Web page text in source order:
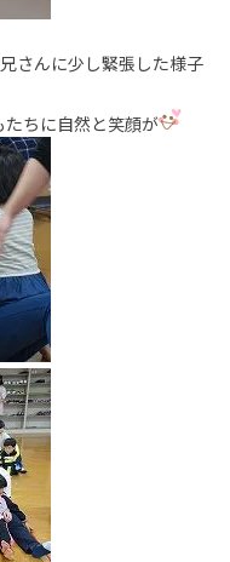
さんに少し緊張した様子
ちに自然と笑顔が